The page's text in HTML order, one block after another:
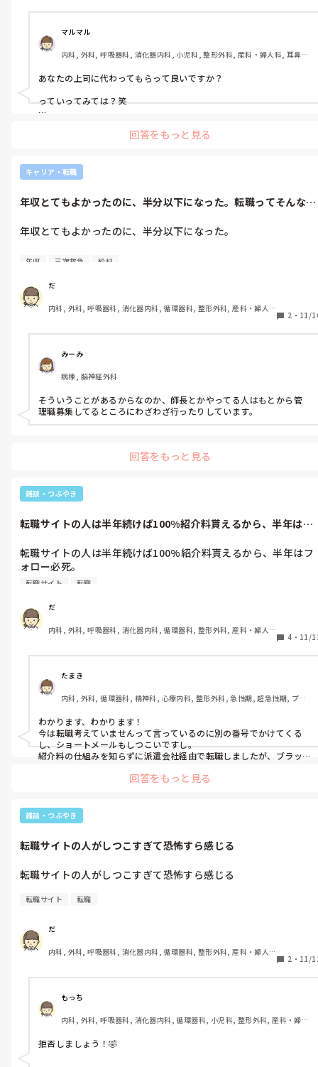
ずっとそこの病院募集してますよねとは言えなかった。
焦らせるのってみんなそうなのかなあ。
一般病院, 大学病院, オペ室, 透析
マルマル
内科, 外科, 呼吸器科, 消化器内科, 小児科, 整形外科, 産科・婦人科, 耳鼻咽
HCU, プリセプター, 病棟, リーダー, 神経内科, 脳神経外科, GCU, 消化器
外科, 一般病院, 大学病院, 慢性期, 終末期, オペ室
あなたの上司に代わってもらって良いですか？
っていってみては？笑
番号教えたのに何度も何度もしくこくお客に電話かけるようなマニ
回答をもっと見る
キャリア・転職
年収とてもよかったのに、半分以下になった。転職ってそんなも
年収とてもよかったのに、半分以下になった。
転職ってそんなもんですか。
三次救急で管理職やってその経験加算とかってないのか全く。
新しい職場は人間関係はとても良い。
でも、給料が安すぎなのと技術と知識が乏しい人ばかりだから指
導ばかりの私。
でも給料はみんなと一緒。
モチベーションが上がらない。
年収 三次救急 給料
だ
内科, 外科, 呼吸器科, 消化器内科, 循環器科, 整形外科, 産科・婦人
一般病院, 大学病院, オペ室, 透析
2 ・ 11/
みーみ
病棟, 脳神経外科
そういうことがあるからなのか、師長とかやってる人はもとから管
理職募集してるところにわざわざ行ったりしています。
回答をもっと見る
雑談・つぶやき
転職サイトの人は半年続けば100%紹介料貰えるから、半年はフ
転職サイトの人は半年続けば100%紹介料貰えるから、半年はフ
ォロー必死。
てくるのはわかってる。
だけどさ、こっちも人生かかってるわけで。
断ってるのにいろんな手段で連絡めっちゃくると
営利目的が全面に出過ぎてて恐怖すら感じる。
転職サイト 転職
だ
内科, 外科, 呼吸器科, 消化器内科, 循環器科, 整形外科, 産科・婦人
一般病院, 大学病院, オペ室, 透析
4 ・ 11/
たまき
内科, 外科, 循環器科, 精神科, 心療内科, 整形外科, 急性期, 超急性期, プリ
わかります、わかります！
今は転職考えていませんって言っているのに別の番号でかけてくる
し、ショートメールもしつこいですし。
紹介料の仕組みを知らずに派遣会社経由で転職しましたが、ブラッ
基本良いことしか言わないですね(*_*)
回答をもっと見る
雑談・つぶやき
転職サイトの人がしつこすぎて恐怖すら感じる
転職サイトの人がしつこすぎて恐怖すら感じる
転職サイト 転職
だ
内科, 外科, 呼吸器科, 消化器内科, 循環器科, 整形外科, 産科・婦人
一般病院, 大学病院, オペ室, 透析
2 ・ 11/
もっち
内科, 外科, 呼吸器科, 消化器内科, 循環器科, 小児科, 整形外科, 産科・婦人
の他の科, 病棟, 介護施設, 老健施設, 外来, 脳神経外科, 消化器外科, 一般病
院, 慢性期, 終末期, オペ室, 透析, 小規模多機能, 看護多機能
拒否しましょう！🤣